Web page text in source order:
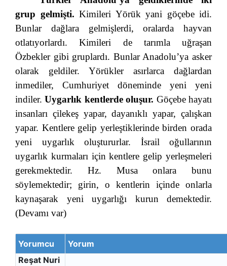
grup gelmişti. Kimileri Yörük yani göçebe idi.
Bunlar dağlara gelmişlerdi, oralarda hayvan
otlatıyorlardı. Kimileri de tarımla uğraşan
Özbekler gibi gruplardı. Bunlar Anadolu’ya asker
olarak geldiler. Yörükler asırlarca dağlardan
inmediler, Cumhuriyet döneminde yeni yeni
indiler.Uygarlık kentlerde oluşur. Göçebe hayatı
insanları çilekeş yapar, dayanıklı yapar, çalışkan
yapar. Kentlere gelip yerleştiklerinde birden orada
yeni uygarlık oluştururlar. İsrail oğullarının
uygarlık kurmaları için kentlere gelip yerleşmeleri
gerekmektedir. Hz. Musa onlara bunu
söylemektedir; girin, o kentlerin içinde onlarla
kaynaşarak yeni uygarlığı kurun demektedir.
(Devamı var)
Yorumcu
Yorum
Reşat Nuri